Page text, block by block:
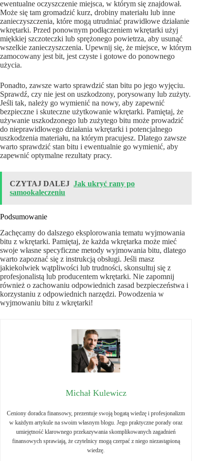
ewentualne oczyszczenie miejsca, w którym się znajdował.
Może się tam gromadzić kurz, drobiny materiału lub inne
zanieczyszczenia, które mogą utrudniać prawidłowe działanie
wkrętarki. Przed ponownym podłączeniem wkrętarki użyj
miękkiej szczoteczki lub sprężonego powietrza, aby usunąć
wszelkie zanieczyszczenia. Upewnij się, że miejsce, w którym
zamocowany jest bit, jest czyste i gotowe do ponownego
użycia.
Ponadto, zawsze warto sprawdzić stan bitu po jego wyjęciu.
Sprawdź, czy nie jest on uszkodzony, porysowany lub zużyty.
Jeśli tak, należy go wymienić na nowy, aby zapewnić
bezpieczne i skuteczne użytkowanie wkrętarki. Pamiętaj, że
używanie uszkodzonego lub zużytego bitu może prowadzić
do nieprawidłowego działania wkrętarki i potencjalnego
uszkodzenia materiału, na którym pracujesz. Dlatego zawsze
warto sprawdzić stan bitu i ewentualnie go wymienić, aby
zapewnić optymalne rezultaty pracy.
CZYTAJ DALEJ Jak ukryć rany po
samookaleczeniu
Podsumowanie
Zachęcamy do dalszego eksplorowania tematu wyjmowania
bitu z wkrętarki. Pamiętaj, że każda wkrętarka może mieć
swoje własne specyficzne metody wyjmowania bitu, dlatego
warto zapoznać się z instrukcją obsługi. Jeśli masz
jakiekolwiek wątpliwości lub trudności, skonsultuj się z
profesjonalistą lub producentem wkrętarki. Nie zapomnij
również o zachowaniu odpowiednich zasad bezpieczeństwa i
korzystaniu z odpowiednich narzędzi. Powodzenia w
wyjmowaniu bitu z wkrętarki!
Michał Kulewicz
Ceniony doradca finansowy, prezentuje swoją bogatą wiedzę i profesjonalizm
w każdym artykule na swoim własnym blogu. Jego praktyczne porady oraz
umiejętność klarownego przekazywania skomplikowanych zagadnień
finansowych sprawiają, że czytelnicy mogą czerpać z niego niezastąpioną
wiedzę.